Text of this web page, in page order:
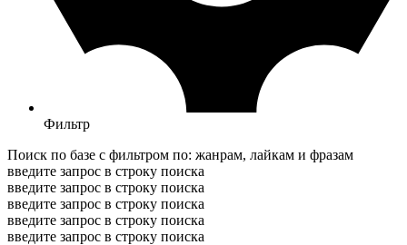
Фильтр
Поиск по базе с фильтром по: жанрам, лайкам и фразам
введите запрос в строку поиска
введите запрос в строку поиска
введите запрос в строку поиска
введите запрос в строку поиска
введите запрос в строку поиска